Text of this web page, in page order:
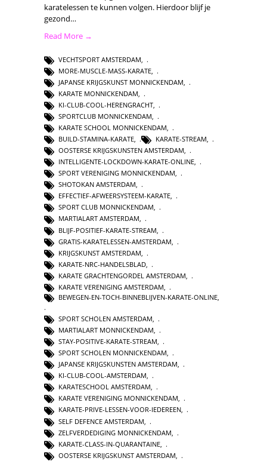
karatelessen te kunnen volgen. Hierdoor blijf je
gezond…
Read More →
VECHTSPORT AMSTERDAM
MORE-MUSCLE-MASS-KARATE
JAPANSE KRIJGSKUNST MONNICKENDAM
KARATE MONNICKENDAM
KI-CLUB-COOL-HERENGRACHT
SPORTCLUB MONNICKENDAM
KARATE SCHOOL MONNICKENDAM
BUILD-STAMINA-KARATE, KARATE-STREAM,
OOSTERSE KRIJGSKUNSTEN AMSTERDAM,
INTELLIGENTE-LOCKDOWN-KARATE-ONLINE,
SPORT VERENIGING MONNICKENDAM,
SHOTOKAN AMSTERDAM,
EFFECTIEF-AFWEERSYSTEEM-KARATE,
SPORT CLUB MONNICKENDAM,
MARTIALART AMSTERDAM,
BLIJF-POSITIEF-KARATE-STREAM
GRATIS-KARATELESSEN-AMSTERDAM
KRIJGSKUNST AMSTERDAM
KARATE-NRC-HANDELSBLAD
KARATE GRACHTENGORDEL AMSTERDAM
KARATE VERENIGING AMSTERDAM
BEWEGEN-EN-TOCH-BINNEBLIJVEN-KARATE-ONLINE
SPORT SCHOLEN AMSTERDAM
MARTIALART MONNICKENDAM,
STAY-POSITIVE-KARATE-STREAM,
SPORT SCHOLEN MONNICKENDAM,
JAPANSE KRIJGSKUNSTEN AMSTERDAM,
KI-CLUB-COOL-AMSTERDAM,
KARATESCHOOL AMSTERDAM,
KARATE VERENIGING MONNICKENDAM,
KARATE-PRIVE-LESSEN-VOOR-IEDEREEN,
SELF DEFENCE AMSTERDAM
ZELFVERDEDIGING MONNICKENDAM
KARATE-CLASS-IN-QUARANTAINE
OOSTERSE KRIJGSKUNST AMSTERDAM